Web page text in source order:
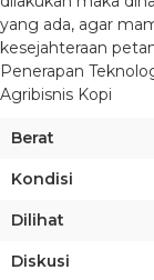
yang ada, agar
kesejahteraan
Penerapan
Agribisnis Kopi
Berat
Kondisi
Dilihat
Diskusi